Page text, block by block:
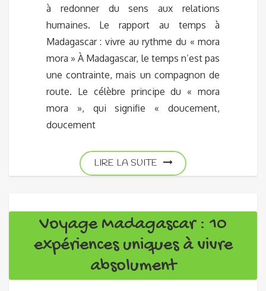
à redonner du sens aux relations
humaines. Le rapport au temps à
Madagascar : vivre au rythme du « mora
mora » À Madagascar, le temps n’est pas
une contrainte, mais un compagnon de
route. Le célèbre principe du « mora
mora », qui signifie « doucement,
doucement
LIRE LA SUITE
Voyage Madagascar : 10
expériences uniques à vivre
absolument